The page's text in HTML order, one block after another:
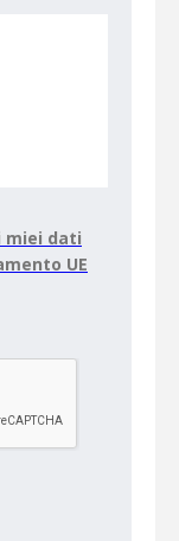
miei dati
UE